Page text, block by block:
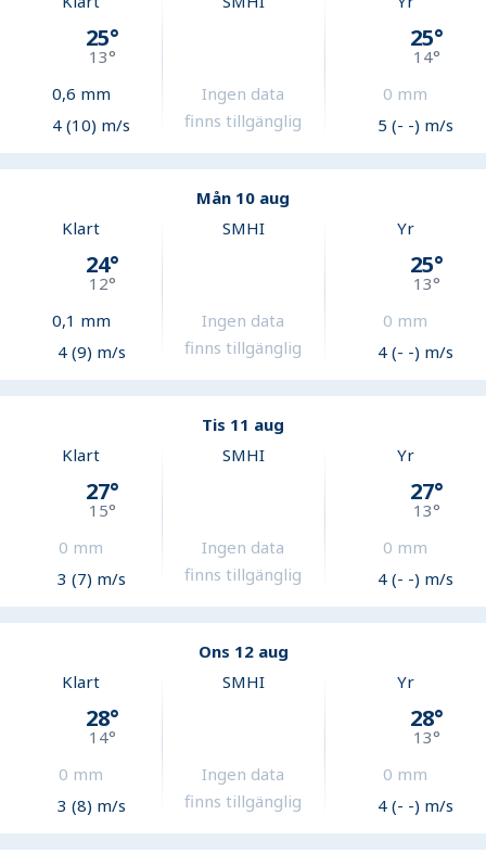
25°
13°
0,6 mm
4 (10) m/s
Ingen data
finns tillgänglig
25°
14°
0 mm
5 (- -) m/s
Mån 10 aug
Klart
24°
12°
0,1 mm
4 (9) m/s
SMHI
Ingen data
finns tillgänglig
Yr
25°
13°
0 mm
4 (- -) m/s
Tis 11 aug
Klart
27°
15°
0 mm
3 (7) m/s
SMHI
Ingen data
finns tillgänglig
Yr
27°
13°
0 mm
4 (- -) m/s
Ons 12 aug
Klart
28°
14°
0 mm
3 (8) m/s
SMHI
Ingen data
finns tillgänglig
Yr
28°
13°
0 mm
4 (- -) m/s